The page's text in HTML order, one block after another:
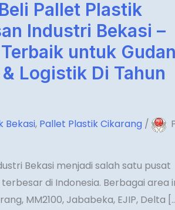
Pallet Plastik
Industri Bekasi –
untuk
Logistik Di Tahun
Bekasi, Pallet Plastik Cikarang /
Bekasi menjadi salah satu pusat
di Indonesia. Berbagai area
MM2100, Jababeka, EJIP, Delta